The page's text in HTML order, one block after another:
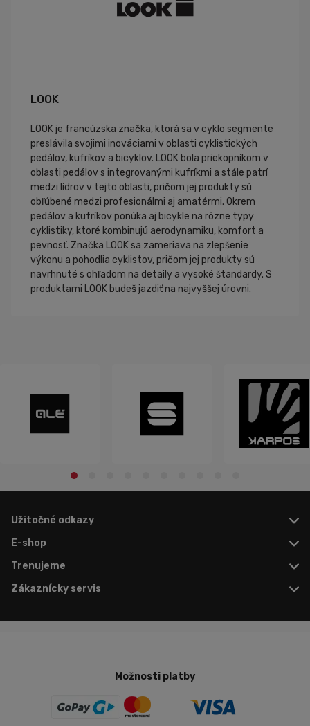
LOOK
LOOK je francúzska značka, ktorá sa v cyklo segmente
preslávila svojimi inováciami v oblasti cyklistických
pedálov, kufríkov a bicyklov. LOOK bola priekopníkom v
oblasti pedálov s integrovanými kufríkmi a stále patrí
medzi lídrov v tejto oblasti, pričom jej produkty sú
obľúbené medzi profesionálmi aj amatérmi. Okrem
pedálov a kufríkov ponúka aj bicykle na rôzne typy
cyklistiky, ktoré kombinujú aerodynamiku, komfort a
pevnosť. Značka LOOK sa zameriava na zlepšenie
výkonu a pohodlia cyklistov, pričom jej produkty sú
navrhnuté s ohľadom na detaily a vysoké štandardy. S
produktami LOOK budeš jazdiť na najvyššej úrovni.
Užitočné odkazy
E-shop
Trenujeme
Zákaznícky servis
Možnosti platby